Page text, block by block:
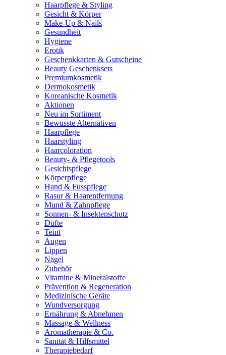
Haarpflege & Styling
Gesicht & Körper
Make-Up & Nails
Gesundheit
Hygiene
Erotik
Geschenkkarten & Gutscheine
Beauty Geschenksets
Premiumkosmetik
Dermokosmetik
Koreanische Kosmetik
Aktionen
Neu im Sortiment
Bewusste Alternativen
Haarpflege
Haarstyling
Haarcoloration
Beauty- & Pflegetools
Gesichtspflege
Körperpflege
Hand & Fusspflege
Rasur & Haarentfernung
Mund & Zahnpflege
Sonnen- & Insektenschutz
Düfte
Teint
Augen
Lippen
Nägel
Zubehör
Vitamine & Mineralstoffe
Prävention & Regeneration
Medizinische Geräte
Wundversorgung
Ernährung & Abnehmen
Massage & Wellness
Aromatherapie & Co.
Sanität & Hilfsmittel
Therapiebedarf